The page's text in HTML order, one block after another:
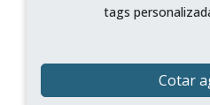
tags
Cotar